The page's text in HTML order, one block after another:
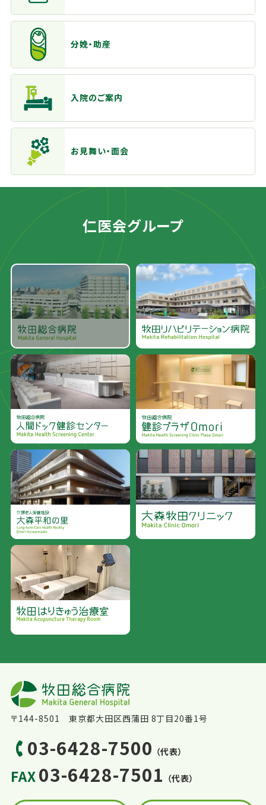
分娩・助産
入院のご案内
お見舞い・面会
仁医会グループ
〒144-8501 東京都大田区西蒲田 8丁目20番1号
03-6428-7500 （代表）
FAX03-6428-7501 （代表）